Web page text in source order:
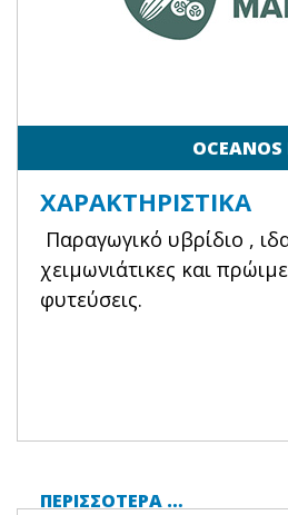
OCEANOS
ΧΑΡΑΚΤΗΡΙΣΤΙΚΆ
Παραγωγικό υβρίδιο ,
χειμωνιάτικες και
φυτεύσεις.
ΠΕΡΙΣΣΌΤΕΡΑ …